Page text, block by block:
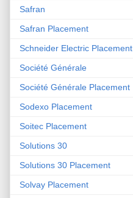
Safran
Safran Placement
Schneider Electric Placement
Société Générale
Société Générale Placement
Sodexo Placement
Soitec Placement
Solutions 30
Solutions 30 Placement
Solvay Placement